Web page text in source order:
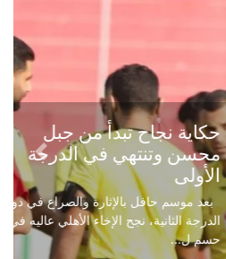
من جبل
في الدرجة
والصراع في دوري
الإخاء الأهلي عاليه في
Next